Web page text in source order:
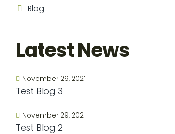
Blog
Latest News
November 29, 2021
Test Blog 3
November 29, 2021
Test Blog 2